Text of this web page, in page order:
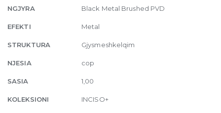
without
707
Black
Brush
quantity
NGJYRA Black Metal Brushed PVD
EFEKTI Metal
STRUKTURA Gjysmeshkelqim
NJESIA cop
SASIA 1,00
KOLEKSIONI INCISO+